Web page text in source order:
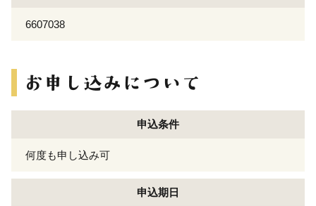
6607038
申込条件
何度も申し込み可
申込期日